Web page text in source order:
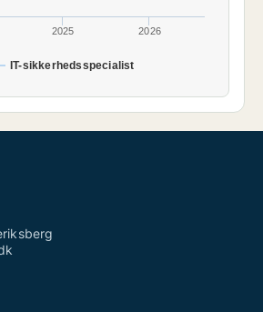
IT-sikkerhedsspecialist
2025 2026